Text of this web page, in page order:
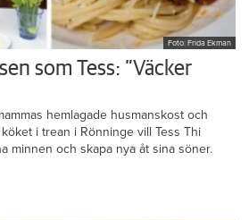
Foto: Frida Ekman
som Tess: ”Väcker
hemlagade husmanskost och
i trean i Rönninge vill Tess Thi
minnen och skapa nya åt sina söner.